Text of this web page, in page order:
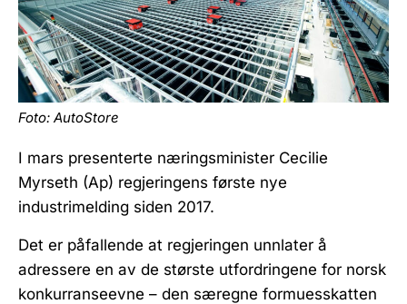
Foto: AutoStore
I mars presenterte næringsminister Cecilie
Myrseth (Ap) regjeringens første nye
industrimelding siden 2017.
Det er påfallende at regjeringen unnlater å
adressere en av de største utfordringene for norsk
konkurranseevne – den særegne formuesskatten